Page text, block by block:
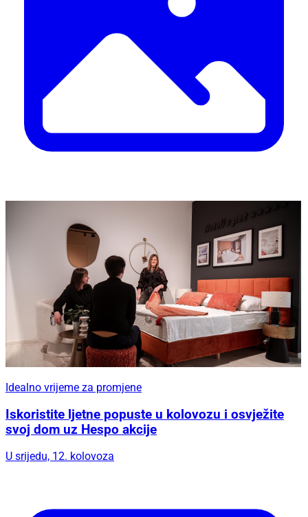
Idealno vrijeme za promjene
Iskoristite ljetne popuste u kolovozu i osvježite
svoj dom uz Hespo akcije
U srijedu, 12. kolovoza